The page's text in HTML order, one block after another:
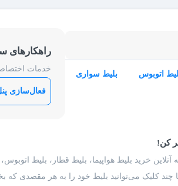
اتوبوس بلیط سواری
راهکارهای
خدمات
فعال‌سازی
کن!
آنلاین خرید بلیط هواپیما، بلیط قطار، بلیط
چند کلیک می‌توانید بلیط خود را به هر مقصدی که